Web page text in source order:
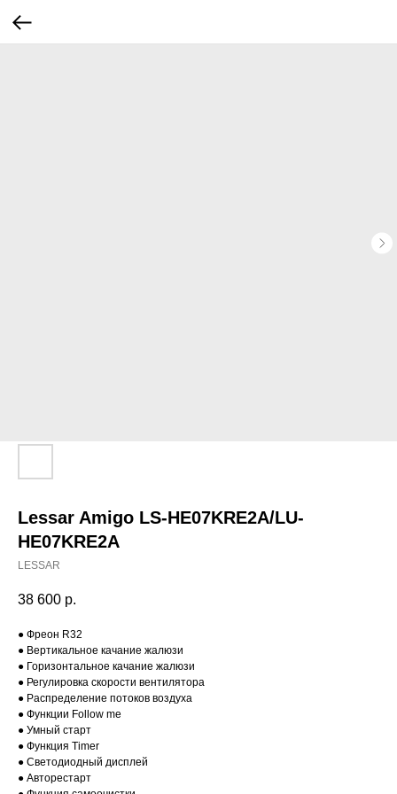
Lessar Amigo LS-HE07KRE2A/LU-
HE07KRE2A
LESSAR
38 600 р.
● Фреон R32
● Вертикальное качание жалюзи
● Горизонтальное качание жалюзи
● Регулировка скорости вентилятора
● Распределение потоков воздуха
● Функции Follow me
● Умный старт
● Функция Timer
● Светодиодный дисплей
● Авторестарт